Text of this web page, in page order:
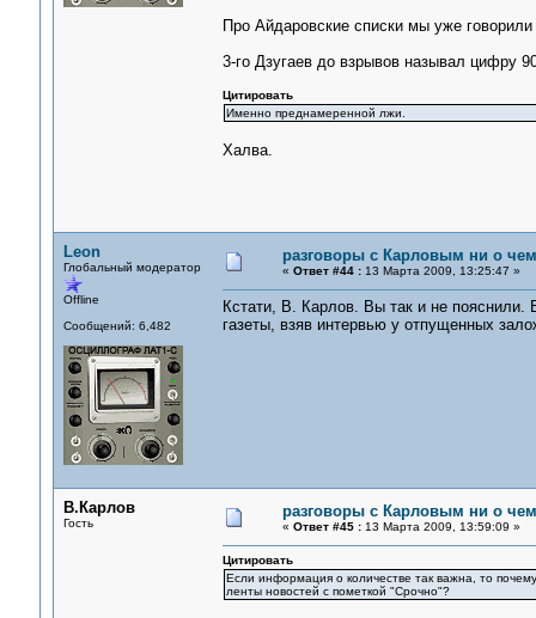
Про Айдаровские списки мы уже
3-го Дзугаев до взрывов называл цифру
Цитировать
Именно преднамеренной лжи.
Халва.
Leon
Глобальный модератор
Offline
Сообщений: 6,482
разговоры с Карловым ни о
« Ответ #44 :13 Марта 2009, 13:25:47 »
Кстати, В. Карлов. Вы так и не пояснили.
газеты, взяв интервью у отпущенных
В.Карлов
Гость
разговоры с Карловым ни о
« Ответ #45 :13 Марта 2009, 13:59:09 »
Цитировать
Если информация о количестве так важна, то
ленты новостей с пометкой "Срочно"?